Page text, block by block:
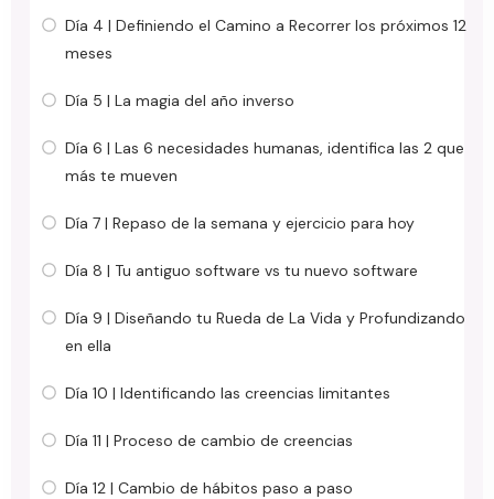
Día 4 | Definiendo el Camino a Recorrer los próximos 12
meses
Día 5 | La magia del año inverso
Día 6 | Las 6 necesidades humanas, identifica las 2 que
más te mueven
Día 7 | Repaso de la semana y ejercicio para hoy
Día 8 | Tu antiguo software vs tu nuevo software
Día 9 | Diseñando tu Rueda de La Vida y Profundizando
en ella
Día 10 | Identificando las creencias limitantes
Día 11 | Proceso de cambio de creencias
Día 12 | Cambio de hábitos paso a paso